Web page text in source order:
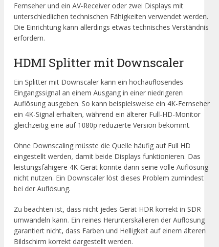
Fernseher und ein AV-Receiver oder zwei Displays mit
unterschiedlichen technischen Fähigkeiten verwendet werden.
Die Einrichtung kann allerdings etwas technisches Verständnis
erfordern.
HDMI Splitter mit Downscaler
Ein Splitter mit Downscaler kann ein hochauflösendes
Eingangssignal an einem Ausgang in einer niedrigeren
Auflösung ausgeben. So kann beispielsweise ein 4K-Fernseher
ein 4K-Signal erhalten, während ein älterer Full-HD-Monitor
gleichzeitig eine auf 1080p reduzierte Version bekommt.
Ohne Downscaling müsste die Quelle häufig auf Full HD
eingestellt werden, damit beide Displays funktionieren. Das
leistungsfähigere 4K-Gerät könnte dann seine volle Auflösung
nicht nutzen. Ein Downscaler löst dieses Problem zumindest
bei der Auflösung.
Zu beachten ist, dass nicht jedes Gerät HDR korrekt in SDR
umwandeln kann. Ein reines Herunterskalieren der Auflösung
garantiert nicht, dass Farben und Helligkeit auf einem älteren
Bildschirm korrekt dargestellt werden.